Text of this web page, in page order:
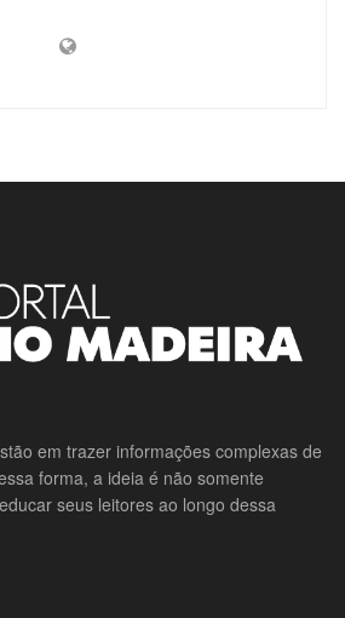
em trazer informações complexas de
forma, a ideia é não somente
seus leitores ao longo dessa